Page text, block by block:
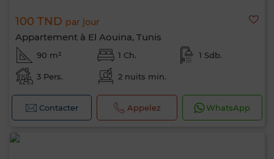
100 TND par jour
Appartement à El Aouina, Tunis
90 m² 1 Ch. 1 Sdb.
3 Pers. 2 nuits min.
Contacter Appelez WhatsApp